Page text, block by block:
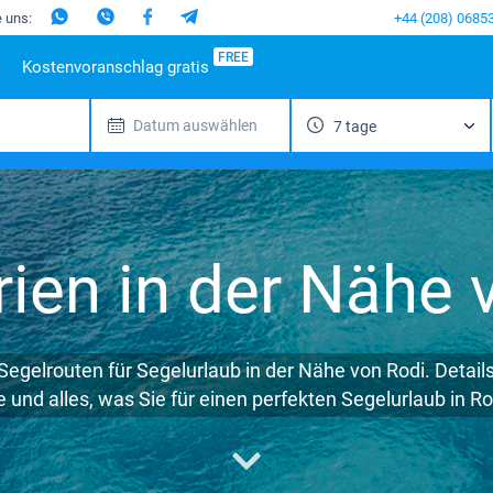
uns: +44 (208)
Reiseziele
Mugla
Beliebte Marinas
D-Marin Lefkas
Marina Dalmacija
D-Marin Gouvia Marina
Marina Baotic
Marina Mandalina
Marina Kornati
Marina Kastela
ACI Dubrovnik
Veruda
Beliebte
Jeanneau
Bavaria
Dufour
Elan
Hanse
Excess
Lagoon
Bali
Fountaine Pajot
Leopard
Spanien
Ibiza
Gran
Canaria
Kanarischen
Inseln
Teneriffa
Balearen
Portugal
Madeira
Italien
Sardinien
Salerno
Neapel
Amalfi
Kostenvoranschlag gratis FREE
Datum auswählen 7 tage
in der Nähe
für Segelurlaub in der Nähe von Rodi.
und alles, was Sie für einen perfekten Segelurlaub in